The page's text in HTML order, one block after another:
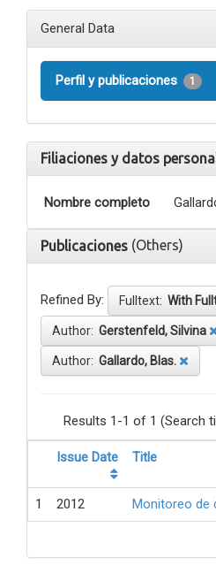
General Data
Perfil y publicaciones 1
Filiaciones y datos
Nombre completo
Publicaciones (Others)
Refined By: Fulltext: With
Author: Gerstenfeld, Silvina
Author: Gallardo, Blas.
Results 1-1 of 1 (Search
Issue Date Title
1 2012 Monitoreo de